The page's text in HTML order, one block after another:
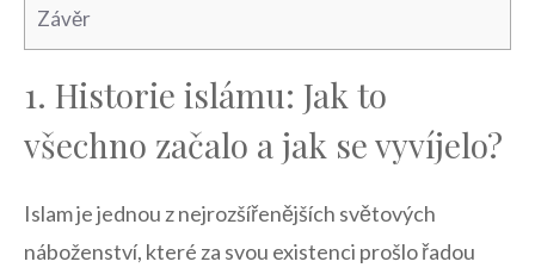
Závěr
1. Historie islámu:​ Jak to
všechno ⁤začalo a jak‍ se vyvíjelo?
Islam⁤ je jednou z ⁢nejrozšířenějších světových
náboženství, které za svou existenci⁤ prošlo řadou⁣